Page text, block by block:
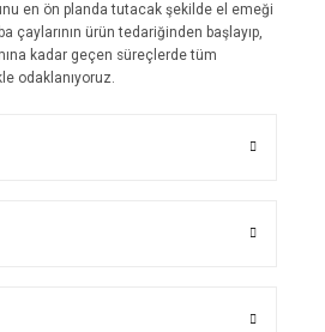
en ön planda tutacak şekilde el emeği
çaylarının ürün tedariğinden başlayıp,
kadar geçen süreçlerde tüm
odaklanıyoruz.